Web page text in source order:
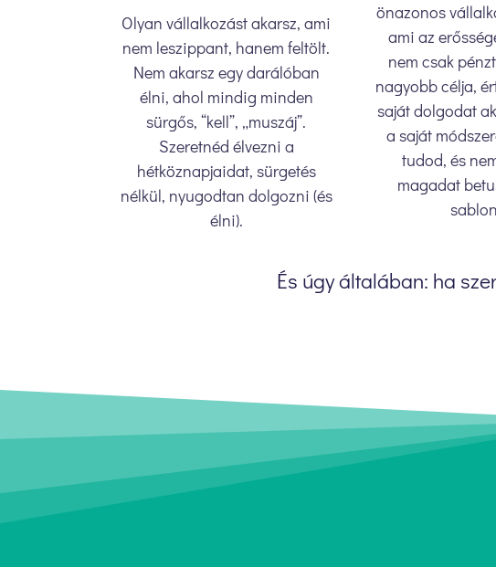
Olyan vállalkozást akarsz, ami
nem leszippant, hanem feltölt.
Nem akarsz egy darálóban
élni, ahol mindig minden
sürgős, “kell”, „muszáj”.
Szeretnéd élvezni a
hétköznapjaidat, sürgetés
nélkül, nyugodtan dolgozni (és
élni).
önazonos
ami az
nem csak
nagyobb célja,
saját dolgodat
a saját
tudod, és
magadat
És úgy általában: ha